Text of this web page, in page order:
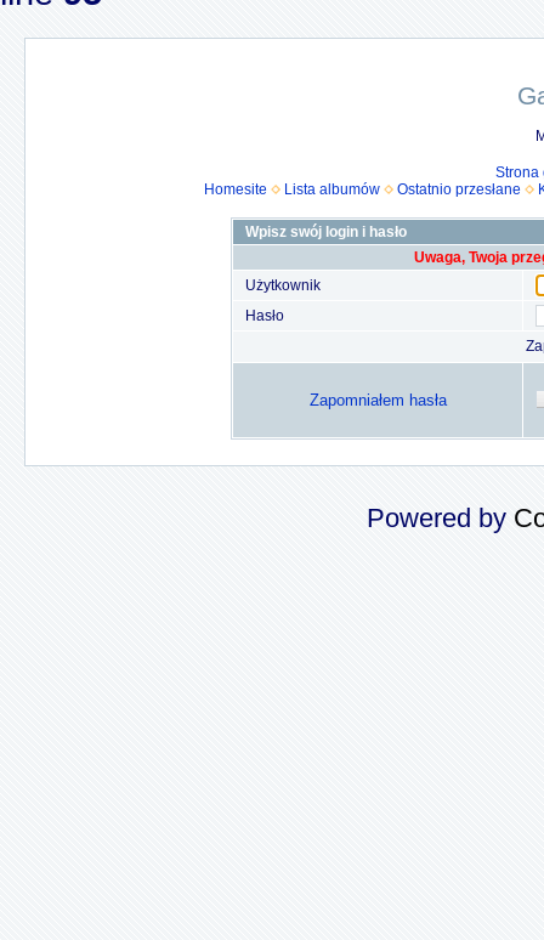
Strona
Homesite
Lista albumów Ostatnio przesłane
Wpisz swój login i hasło
Uwaga, Twoja
Użytkownik
Hasło
Zapomniałem hasła
Powered by